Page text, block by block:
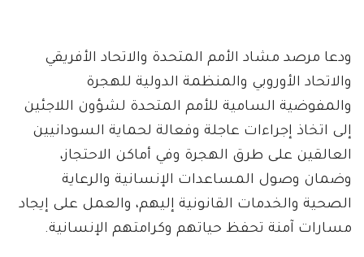
ودعا مرصد مشاد الأمم المتحدة والاتحاد الأفريقي
والاتحاد الأوروبي والمنظمة الدولية للهجرة
والمفوضية السامية للأمم المتحدة لشؤون اللاجئين
إلى اتخاذ إجراءات عاجلة وفعالة لحماية السودانيين
العالقين على طرق الهجرة وفي أماكن الاحتجاز،
وضمان وصول المساعدات الإنسانية والرعاية
الصحية والخدمات القانونية إليهم، والعمل على إيجاد
مسارات آمنة تحفظ حياتهم وكرامتهم الإنسانية.